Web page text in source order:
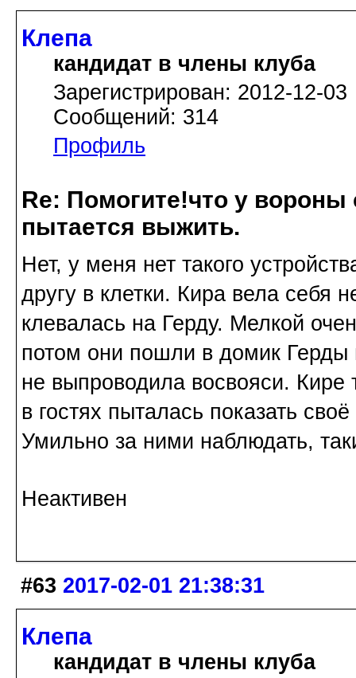
Клепа
кандидат в члены клуба
Зарегистрирован: 2012-12-03
Сообщений: 314
Профиль
Re: Помогите!что у
пытается выжить.
Нет, у меня нет такого
другу в клетки. Кира вела себя
клевалась на Герду. Мелкой
потом они пошли в домик Герды
не выпроводила восвояси.
в гостях пыталась показать
Умильно за ними наблюдать,
Неактивен
#63 2017-02-01 21:38:31
Клепа
кандидат в члены клуба